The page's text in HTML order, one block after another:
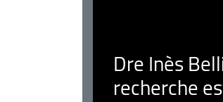
Dre Inès
recherche